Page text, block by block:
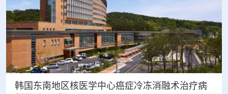
韩国东南地区核医学中心癌症冷冻消融术治疗病